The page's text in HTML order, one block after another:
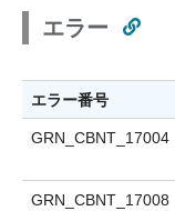
エラー
エラー番号
GRN_CBNT_17004
GRN_CBNT_17008